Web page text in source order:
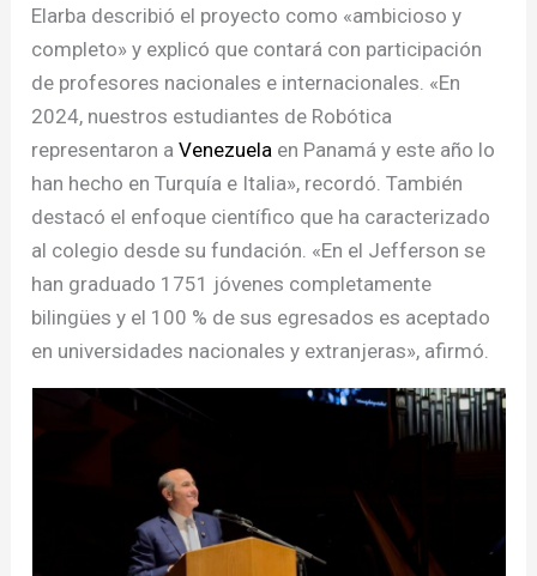
Elarba describió el proyecto como «ambicioso y
completo» y explicó que contará con participación
de profesores nacionales e internacionales. «En
2024, nuestros estudiantes de Robótica
representaron aVenezuela en Panamá y este año lo
han hecho en Turquía e Italia», recordó. También
destacó el enfoque científico que ha caracterizado
al colegio desde su fundación. «En el Jefferson se
han graduado 1751 jóvenes completamente
bilingües y el 100 % de sus egresados es aceptado
en universidades nacionales y extranjeras», afirmó.